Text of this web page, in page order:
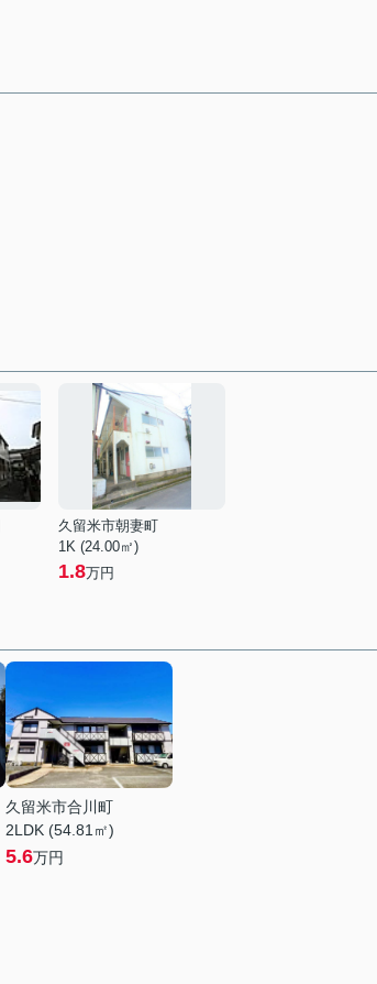
久留米市朝妻町
1K (24.00㎡)
1.8万円
久留米市合川町
2LDK (54.81㎡)
5.6万円